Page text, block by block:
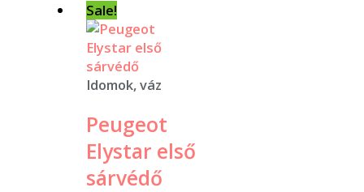
Sale!
Idomok, váz
Peugeot
Elystar első
sárvédő